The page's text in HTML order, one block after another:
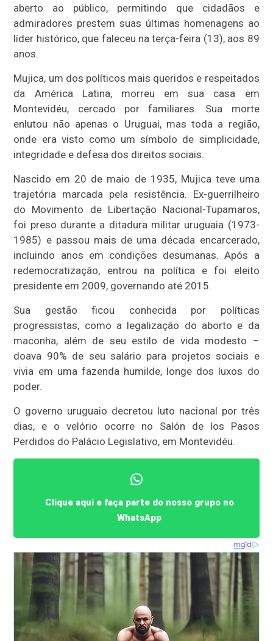
aberto ao público, permitindo que cidadãos e
admiradores prestem suas últimas homenagens ao
líder histórico, que faleceu na terça-feira (13), aos 89
anos.
Mujica, um dos políticos mais queridos e respeitados
da América Latina, morreu em sua casa em
Montevidéu, cercado por familiares. Sua morte
enlutou não apenas o Uruguai, mas toda a região,
onde era visto como um símbolo de simplicidade,
integridade e defesa dos direitos sociais.
Nascido em 20 de maio de 1935, Mujica teve uma
trajetória marcada pela resistência. Ex-guerrilheiro
do Movimento de Libertação Nacional-Tupamaros,
foi preso durante a ditadura militar uruguaia (1973-
1985) e passou mais de uma década encarcerado,
incluindo anos em condições desumanas. Após a
redemocratização, entrou na política e foi eleito
presidente em 2009, governando até 2015.
Sua gestão ficou conhecida por políticas
progressistas, como a legalização do aborto e da
maconha, além de seu estilo de vida modesto –
doava 90% de seu salário para projetos sociais e
vivia em uma fazenda humilde, longe dos luxos do
poder.
O governo uruguaio decretou luto nacional por três
dias, e o velório ocorre no Salón de los Pasos
Perdidos do Palácio Legislativo, em Montevidéu.
Clique aqui e faça parte do nosso grupo no
WhatsApp